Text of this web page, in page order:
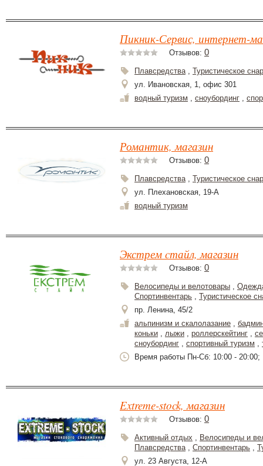
Пикник-Сервис, интернет-
Отзывов: 0
Плавсредства, Туристическое
ул. Ивановская, 1, офис 301
водный туризм , сноубординг ,
Романтик, магазин
Отзывов: 0
Плавсредства, Туристическое
ул. Плехановская, 19-А
водный туризм
Экстрем cтайл, магазин
Отзывов: 0
Велосипеды и велотовары ,
Спортинвентарь , Туристическое
пр. Ленина, 45/2
альпинизм и скалолазание ,
коньки , лыжи , роллерскейтинг ,
сноубординг , спортивный туризм ,
Время работы Пн-Сб: 10:00 - 20:00;
Extreme-stock, магазин
Отзывов: 0
Активный отдых , Велосипеды и
Плавсредства, Спортинвентарь ,
ул. 23 Августа, 12-А